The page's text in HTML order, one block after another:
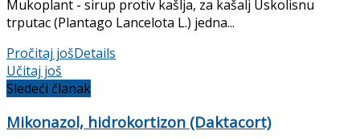
Mukoplant - sirup protiv kašlja, za kašalj Uskolisnu
trputac (Plantago Lancelota L.) jedna...
Pročitaj jošDetails
Učitaj još
Sledeći članak
Mikonazol, hidrokortizon (Daktacort)